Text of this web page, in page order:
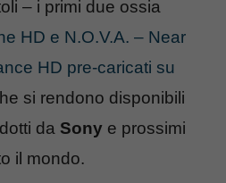
– i primi due ossia
HD e N.O.V.A. – Near
HD pre-caricati su
si rendono disponibili
da Sony e prossimi
il mondo.